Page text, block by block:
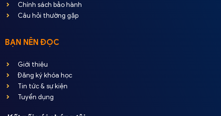
Chính sách bảo hành
Câu hỏi thường gặp
BẠN NÊN ĐỌC
Giới thiệu
Đăng ký khóa học
Tin tức & sự kiện
Tuyển dụng